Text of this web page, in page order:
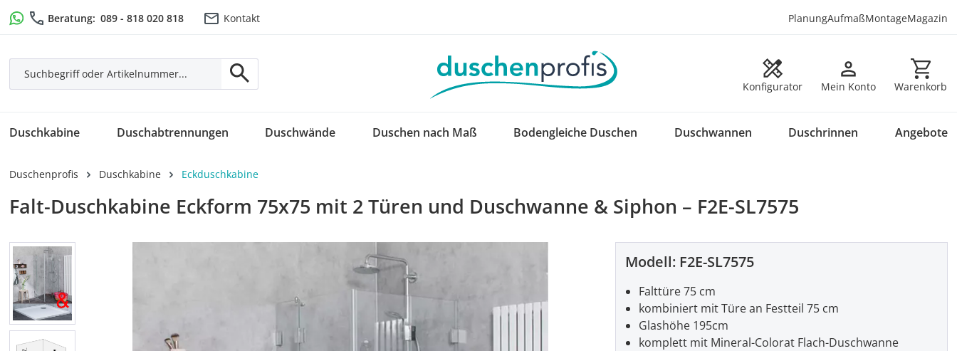
Hauptinhalt springen
Zur Suche springen
Zur Hauptnavigation springen
Beratung: 089 - 818 020 818 Kontakt PlanungAufmaßMontageMagazin
Konfigurator Mein Konto Warenkorb
Warenkorb
Duschkabine Duschabtrennungen Duschwände Duschen nach Maß Bodengleiche Duschen Duschwannen Duschrinnen Angebote
Duschenprofis Duschkabine Eckduschkabine
Falt-Duschkabine Eckform 75x75 mit 2 Türen und Duschwanne & Siphon – F2E-SL7575
Bildergalerie überspringen
Modell: F2E-SL7575
Falttüre 75 cm
kombiniert mit Türe an Festteil 75 cm
Glashöhe 195cm
komplett mit Mineral-Colorat Flach-Duschwanne